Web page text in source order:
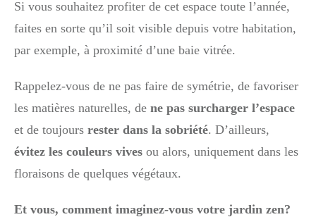
Si vous souhaitez profiter de cet espace toute l’année,
faites en sorte qu’il soit visible depuis votre habitation,
par exemple, à proximité d’une baie vitrée.
Rappelez-vous de ne pas faire de symétrie, de favoriser
les matières naturelles, de ne pas surcharger l’espace
et de toujours rester dans la sobriété. D’ailleurs,
évitez les couleurs vives ou alors, uniquement dans les
floraisons de quelques végétaux.
Et vous, comment imaginez-vous votre jardin zen?